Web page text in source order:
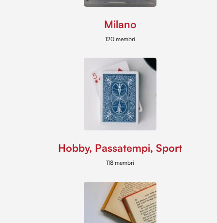
Milano
120 membri
Hobby, Passatempi, Sport
118 membri